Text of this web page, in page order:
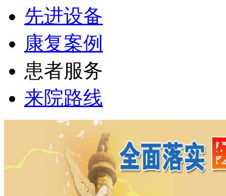
先进设备
康复案例
患者服务
来院路线